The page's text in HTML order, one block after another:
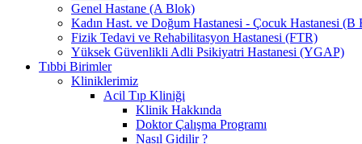
Genel Hastane (A Blok)
Kadın Hast. ve Doğum Hastanesi - Çocuk Hastanesi (B
Fizik Tedavi ve Rehabilitasyon Hastanesi (FTR)
Yüksek Güvenlikli Adli Psikiyatri Hastanesi (YGAP)
Tıbbi Birimler
Kliniklerimiz
Acil Tıp Kliniği
Klinik Hakkında
Doktor Çalışma Programı
Nasıl Gidilir ?